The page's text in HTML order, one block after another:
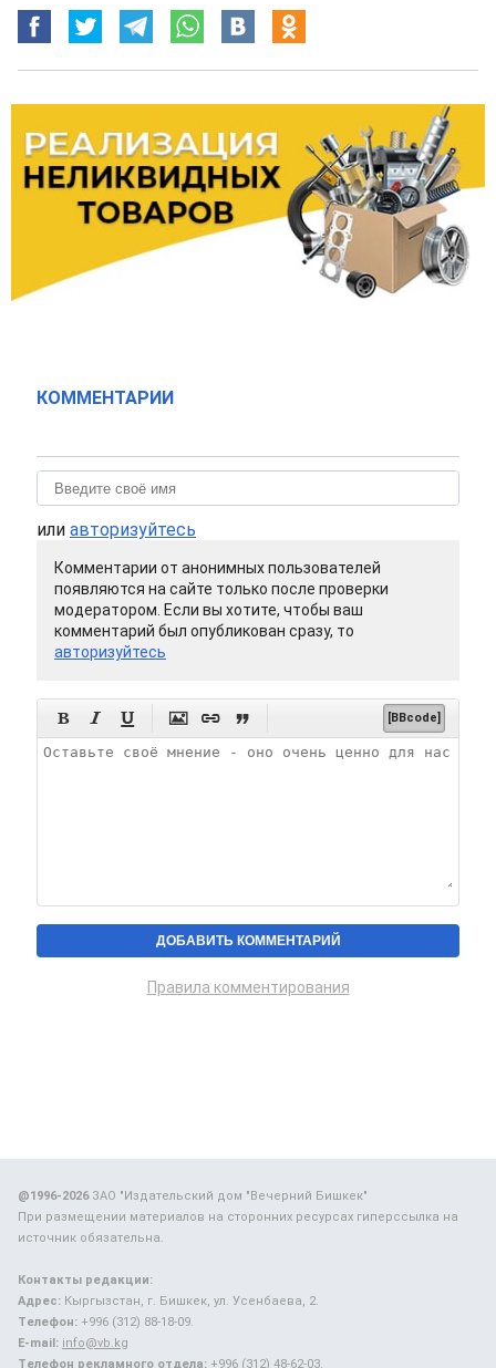
КОММЕНТАРИИ
или авторизуйтесь
Комментарии от анонимных пользователей
появляются на сайте только после проверки
модератором. Если вы хотите, чтобы ваш
комментарий был опубликован сразу, то
авторизуйтесь
      [BBcode]
Правила комментирования
@1996-2026ЗАО "Издательский дом "Вечерний Бишкек"
При размещении материалов на сторонних ресурсах гиперссылка на
источник обязательна.
Контакты редакции:
Адрес: Кыргызстан, г. Бишкек, ул. Усенбаева, 2.
Телефон: +996 (312) 88-18-09.
E-mail: info@vb.kg
Телефон рекламного отдела: +996 (312) 48-62-03.